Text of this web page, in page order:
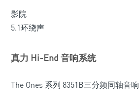
影院
5.1环绕声
真力 Hi-End 音响系统
The Ones 系列 8351B三分频同轴音响